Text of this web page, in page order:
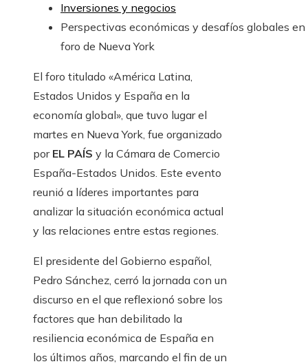
Inversiones y negocios
Perspectivas económicas y desafíos globales en
foro de Nueva York
El foro titulado «América Latina,
Estados Unidos y España en la
economía global», que tuvo lugar el
martes en Nueva York, fue organizado
por EL PAÍS y la Cámara de Comercio
España-Estados Unidos. Este evento
reunió a líderes importantes para
analizar la situación económica actual
y las relaciones entre estas regiones.
El presidente del Gobierno español,
Pedro Sánchez, cerró la jornada con un
discurso en el que reflexionó sobre los
factores que han debilitado la
resiliencia económica de España en
los últimos años, marcando el fin de un